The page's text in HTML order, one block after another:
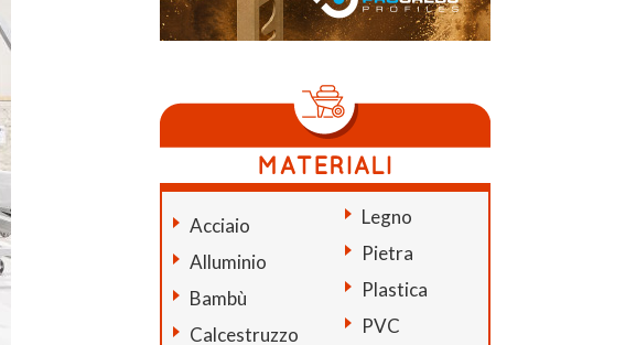
Acciaio
Alluminio
Bambù
Calcestruzzo
Legno
Pietra
Plastica
PVC